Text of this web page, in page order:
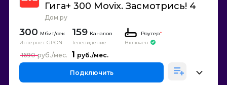
Гига+ 300 Movix. Засмотрись! 4
Дом.ру
300
Интернет GPON
159 Каналов
Телевидение
Роутер*
Включен
1
1690
Подключить